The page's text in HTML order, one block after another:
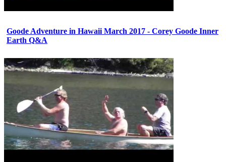
Goode Adventure in Hawaii March 2017 - Corey Goode Inner
Earth Q&A